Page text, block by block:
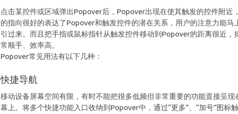
点击某控件或区域弹出Popover后，Popover出现在使其触发的控件附近
的指向很好的表达了Popover和触发控件的潜在关系，用户的注意力能马
引过来。而且把手指或鼠标指针从触发控件移动到Popover的距离很近，
常顺手、效率高。
Popover常见用法有以下几种：
快捷导航
移动设备屏幕空间有限，有时不能把很多低频但非常重要的功能直接呈现
幕上。将多个快捷功能入口收纳到Popover中，通过“更多”、“加号”图标